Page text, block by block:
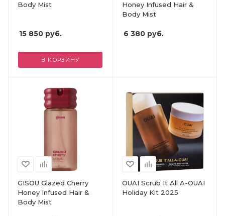
Body Mist
15 850 руб.
В КОРЗИНУ
Honey Infused Hair &
Body Mist
6 380руб.
GISOU Glazed Cherry
Honey Infused Hair &
Body Mist
OUAI Scrub It All A-OUAI
Holiday Kit 2025